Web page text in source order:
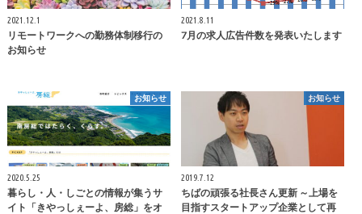
2021.12.1
リモートワークへの勤務体制移行の
お知らせ
2021.8.11
7月の求人広告件数を発表いたします
お知らせ
2020.5.25
暮らし・人・しごとの情報が集うサ
イト「きやっしぇーよ、房総」をオ
お知らせ
2019.7.12
ちばの頑張る社長さん更新 ～上場を
目指すスタートアップ企業として再